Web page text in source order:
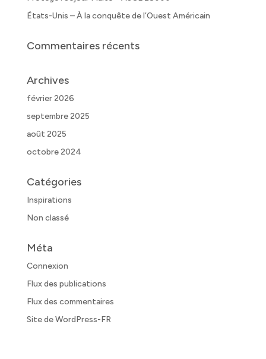
États-Unis – À la conquête de l’Ouest Américain
Commentaires récents
Archives
février 2026
septembre 2025
août 2025
octobre 2024
Catégories
Inspirations
Non classé
Méta
Connexion
Flux des publications
Flux des commentaires
Site de WordPress-FR